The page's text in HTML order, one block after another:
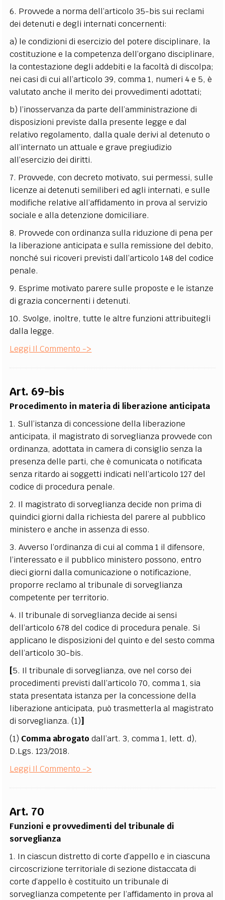
6. Provvede a norma dell’articolo 35-bis sui reclami
dei detenuti e degli internati concernenti:
a) le condizioni di esercizio del potere disciplinare, la
costituzione e la competenza dell’organo disciplinare,
la contestazione degli addebiti e la facoltà di discolpa;
nei casi di cui all’articolo 39, comma 1, numeri 4 e 5, è
valutato anche il merito dei provvedimenti adottati;
b) l’inosservanza da parte dell’amministrazione di
disposizioni previste dalla presente legge e dal
relativo regolamento, dalla quale derivi al detenuto o
all’internato un attuale e grave pregiudizio
all’esercizio dei diritti.
7. Provvede, con decreto motivato, sui permessi, sulle
licenze ai detenuti semiliberi ed agli internati, e sulle
modifiche relative all’affidamento in prova al servizio
sociale e alla detenzione domiciliare.
8. Provvede con ordinanza sulla riduzione di pena per
la liberazione anticipata e sulla remissione del debito,
nonché sui ricoveri previsti dall’articolo 148 del codice
penale.
9. Esprime motivato parere sulle proposte e le istanze
di grazia concernenti i detenuti.
10. Svolge, inoltre, tutte le altre funzioni attribuitegli
dalla legge.
Leggi Il Commento ->
Art. 69-bis
Procedimento in materia di liberazione anticipata
1. Sull’istanza di concessione della liberazione
anticipata, il magistrato di sorveglianza provvede con
ordinanza, adottata in camera di consiglio senza la
presenza delle parti, che è comunicata o notificata
senza ritardo ai soggetti indicati nell’articolo 127 del
codice di procedura penale.
2. Il magistrato di sorveglianza decide non prima di
quindici giorni dalla richiesta del parere al pubblico
ministero e anche in assenza di esso.
3. Avverso l’ordinanza di cui al comma 1 il difensore,
l’interessato e il pubblico ministero possono, entro
dieci giorni dalla comunicazione o notificazione,
proporre reclamo al tribunale di sorveglianza
competente per territorio.
4. Il tribunale di sorveglianza decide ai sensi
dell’articolo 678 del codice di procedura penale. Si
applicano le disposizioni del quinto e del sesto comma
dell’articolo 30-bis.
[5. Il tribunale di sorveglianza, ove nel corso dei
procedimenti previsti dall’articolo 70, comma 1, sia
stata presentata istanza per la concessione della
liberazione anticipata, può trasmetterla al magistrato
di sorveglianza. (1)]
(1) Comma abrogato dall’art. 3, comma 1, lett. d),
D.Lgs. 123/2018.
Leggi Il Commento ->
Art. 70
Funzioni e provvedimenti del tribunale di
sorveglianza
1. In ciascun distretto di corte d’appello e in ciascuna
circoscrizione territoriale di sezione distaccata di
corte d’appello è costituito un tribunale di
sorveglianza competente per l’affidamento in prova al